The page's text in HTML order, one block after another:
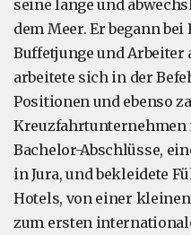
seine lange und
dem Meer. Er begann
Buffetjunge und Arbeiter
arbeitete sich in der
Positionen und ebenso
Kreuzfahrtunternehmen
Bachelor-Abschlüsse,
in Jura, und bekleidete
Hotels, von einer
zum ersten